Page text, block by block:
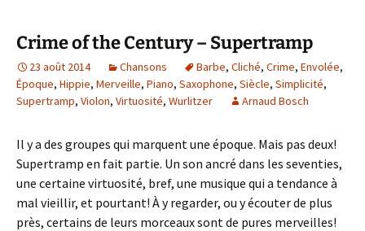
Crime of the Century – Supertramp
23 août 2014 Chansons Barbe, Cliché, Crime, Envolée,
Époque, Hippie, Merveille, Piano, Saxophone, Siècle, Simplicité,
Supertramp, Violon, Virtuosité, Wurlitzer Arnaud Bosch
Il y a des groupes qui marquent une époque. Mais pas deux!
Supertramp en fait partie. Un son ancré dans les seventies,
une certaine virtuosité, bref, une musique qui a tendance à
mal vieillir, et pourtant! À y regarder, ou y écouter de plus
près, certains de leurs morceaux sont de pures merveilles!